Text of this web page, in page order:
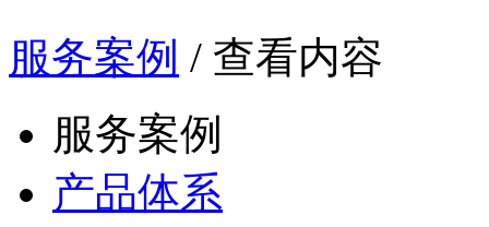
服务案例 / 查看内容
服务案例
产品体系